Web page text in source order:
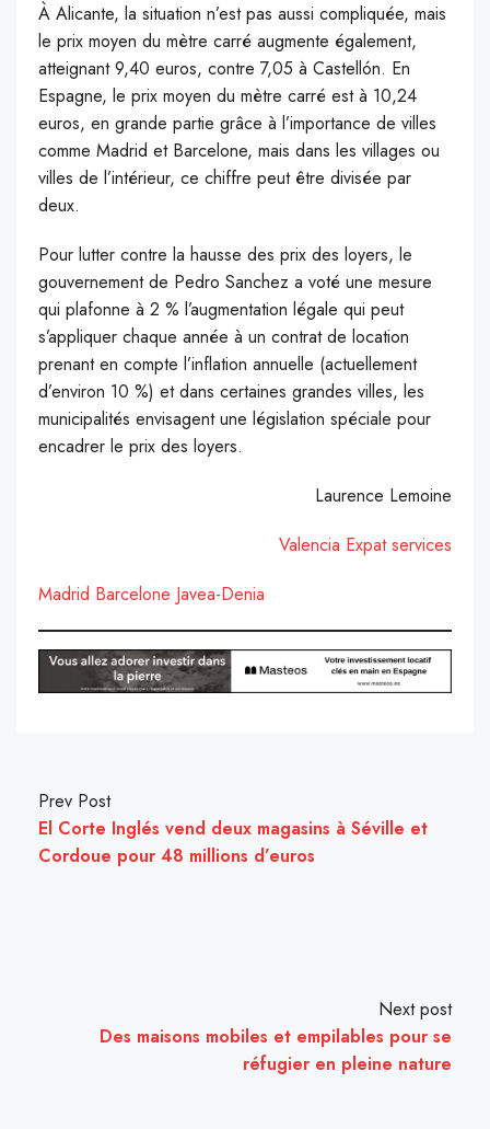
À Alicante, la situation n’est pas aussi compliquée, mais
le prix moyen du mètre carré augmente également,
atteignant 9,40 euros, contre 7,05 à Castellón. En
Espagne, le prix moyen du mètre carré est à 10,24
euros, en grande partie grâce à l’importance de villes
comme Madrid et Barcelone, mais dans les villages ou
villes de l’intérieur, ce chiffre peut être divisée par
deux.
Pour lutter contre la hausse des prix des loyers, le
gouvernement de Pedro Sanchez a voté une mesure
qui plafonne à 2 % l’augmentation légale qui peut
s’appliquer chaque année à un contrat de location
prenant en compte l’inflation annuelle (actuellement
d’environ 10 %) et dans certaines grandes villes, les
municipalités envisagent une législation spéciale pour
encadrer le prix des loyers.
Laurence Lemoine
Valencia Expat services
Madrid Barcelone Javea-Denia
Prev Post
El Corte Inglés vend deux magasins à Séville et
Cordoue pour 48 millions d’euros
Next post
Des maisons mobiles et empilables pour se
réfugier en pleine nature